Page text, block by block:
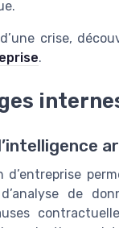
crise,
.
de